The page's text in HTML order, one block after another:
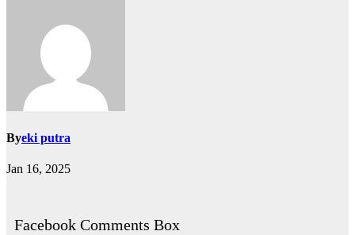
Byeki putra
Jan 16, 2025
Facebook Comments Box